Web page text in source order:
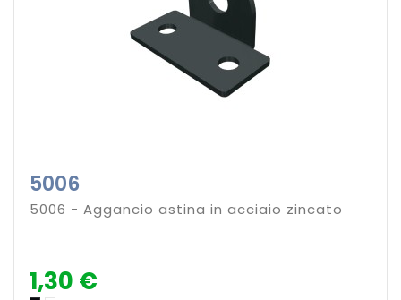
5006
5006 - Aggancio astina in acciaio zincato
1,30 €